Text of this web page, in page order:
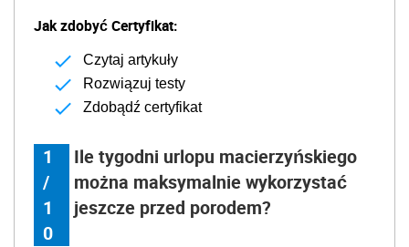
Jak zdobyć Certyfikat:
Czytaj artykuły
Rozwiązuj testy
Zdobądź certyfikat
1
/
1
0
Ile tygodni urlopu macierzyńskiego
można maksymalnie wykorzystać
jeszcze przed porodem?